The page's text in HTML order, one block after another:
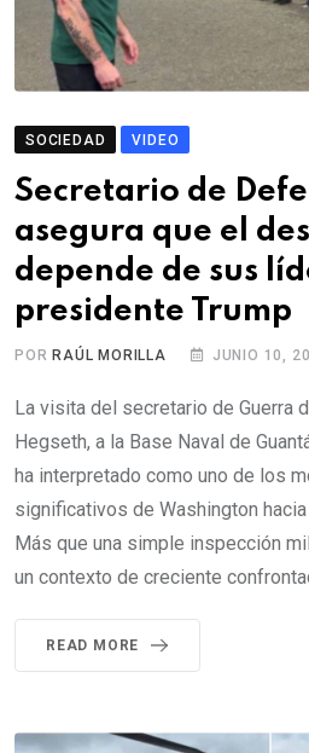
SOCIEDAD VIDEO
Secretario de
asegura que el
depende de sus
presidente Trump
POR RAÚL MORILLA JUNIO 10,
La visita del secretario de Guerra
Hegseth, a la Base Naval de
ha interpretado como uno de los
significativos de Washington
Más que una simple inspección
un contexto de creciente
READ MORE